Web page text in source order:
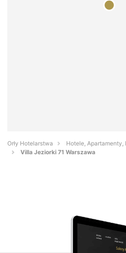
Orły Hotelarstwa
Hotele, Apartamenty,
Villa Jeziorki 71 Warszawa